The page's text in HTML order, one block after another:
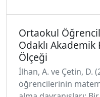
Ortaokul
Odaklı Akademik
Ölçeği
İlhan, A. ve Çetin, D.
öğrencilerinin